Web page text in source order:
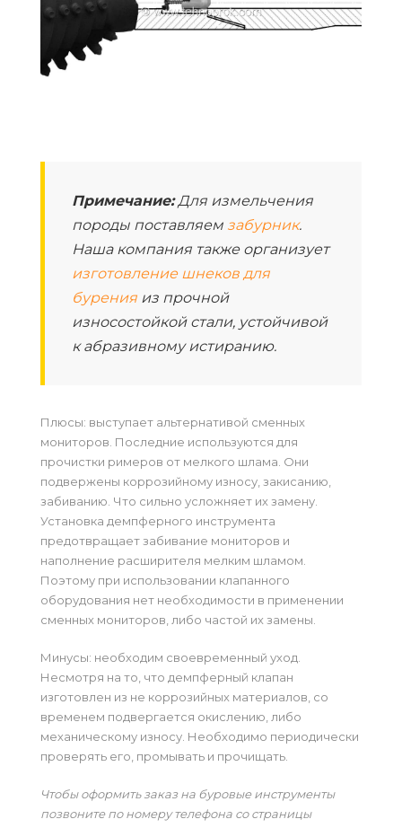
Примечание:Для измельчения
породы поставляем забурник.
Наша компания также организует
изготовление шнеков для
бурения из прочной
износостойкой стали, устойчивой
к абразивному истиранию.
Плюсы: выступает альтернативой сменных
мониторов. Последние используются для
прочистки римеров от мелкого шлама. Они
подвержены коррозийному износу, закисанию,
забиванию. Что сильно усложняет их замену.
Установка демпферного инструмента
предотвращает забивание мониторов и
наполнение расширителя мелким шламом.
Поэтому при использовании клапанного
оборудования нет необходимости в применении
сменных мониторов, либо частой их замены.
Минусы: необходим своевременный уход.
Несмотря на то, что демпферный клапан
изготовлен из не коррозийных материалов, со
временем подвергается окислению, либо
механическому износу. Необходимо периодически
проверять его, промывать и прочищать.
Чтобы оформить заказ на буровые инструменты
позвоните по номеру телефона со страницы